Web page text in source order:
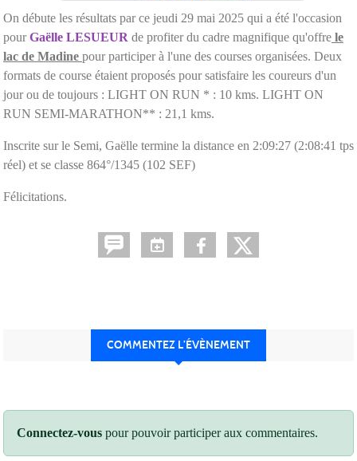
On débute les résultats par ce jeudi 29 mai 2025 qui a été l'occasion
pourGaëlle LESUEUR de profiter du cadre magnifique qu'offre le
lac de Madine pour participer à l'une des courses organisées. Deux
formats de course étaient proposés pour satisfaire les coureurs d'un
jour ou de toujours : LIGHT ON RUN * : 10 kms. LIGHT ON
RUN SEMI-MARATHON** : 21,1 kms.
Inscrite sur le Semi, Gaëlle termine la distance en 2:09:27 (2:08:41 tps
réel) et se classe 864°/1345 (102 SEF)
Félicitations.
COMMENTEZ L’ÉVÈNEMENT
Connectez-vous pour pouvoir participer aux commentaires.